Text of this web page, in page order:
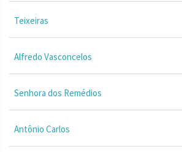
Teixeiras
Alfredo Vasconcelos
Senhora dos Remédios
Antônio Carlos